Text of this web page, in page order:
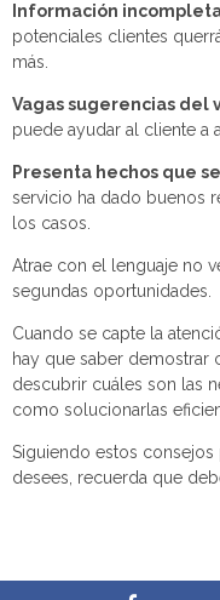
Información
potenciales clientes
más.
Vagas sugerencias del
puede ayudar al cliente a
Presenta hechos que
servicio ha dado buenos
los casos.
Atrae con el lenguaje no
segundas oportunidades.
Cuando se capte la
hay que saber demostrar
descubrir cuáles son las
como solucionarlas
Siguiendo estos
desees, recuerda que